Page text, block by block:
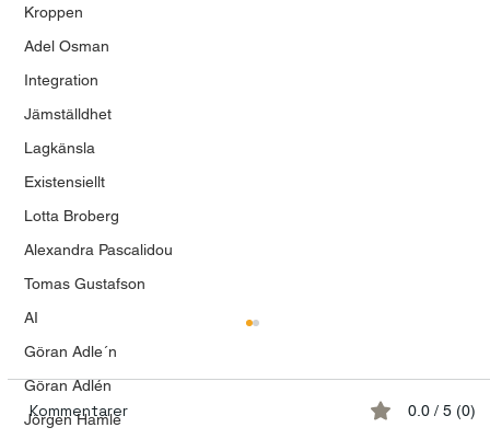
Kroppen
Adel Osman
Integration
Jämställdhet
Lagkänsla
Existensiellt
Lotta Broberg
Alexandra Pascalidou
Tomas Gustafson
AI
Göran Adle´n
Göran Adlén
Jörgen Hamle
Kommentarer 0.0 / 5 (0)